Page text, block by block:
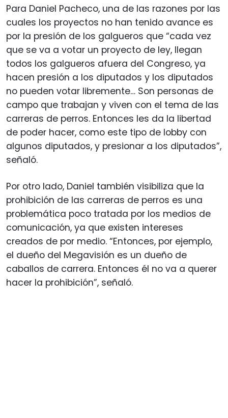
Para Daniel Pacheco, una de las razones por las
cuales los proyectos no han tenido avance es
por la presión de los galgueros que “cada vez
que se va a votar un proyecto de ley, llegan
todos los galgueros afuera del Congreso, ya
hacen presión a los diputados y los diputados
no pueden votar libremente… Son personas de
campo que trabajan y viven con el tema de las
carreras de perros. Entonces les da la libertad
de poder hacer, como este tipo de lobby con
algunos diputados, y presionar a los diputados”,
señaló.
Por otro lado, Daniel también visibiliza que la
prohibición de las carreras de perros es una
problemática poco tratada por los medios de
comunicación, ya que existen intereses
creados de por medio. “Entonces, por ejemplo,
el dueño del Megavisión es un dueño de
caballos de carrera. Entonces él no va a querer
hacer la prohibición”, señaló.